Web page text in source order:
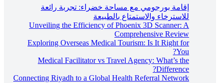
إقامة بورجومي مع مساحة خضراء: تجربة رائعة
للاسترخاء والاستمتاع بالطبيعة
Unveiling the Efficiency of Phoenix 3D Scanner: A
Comprehensive Review
Exploring Overseas Medical Tourism: Is It Right for
You?
Medical Facilitator vs Travel Agency: What’s the
Difference?
Connecting Riyadh to a Global Health Referral Network